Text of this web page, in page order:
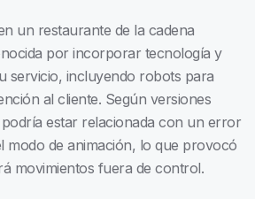
un restaurante de la cadena
por incorporar tecnología y
servicio, incluyendo robots para
al cliente. Según versiones
estar relacionada con un error
modo de animación, lo que provocó
movimientos fuera de control.